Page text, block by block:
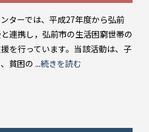
ターでは、平成27年度から弘前
連携し，弘前市の生活困窮世帯の
を行っています。当該活動は、子
貧困の ...続きを読む